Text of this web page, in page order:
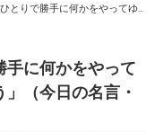
ってゆくことなんてできないだろう」（今日の名言・その93）
に何かをやって
（今日の名言・